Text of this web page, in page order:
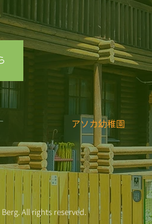
アソカ幼稚園
All rights reserved.